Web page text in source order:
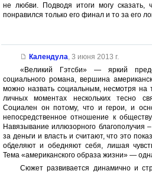
не любви. Подводя итоги могу сказать,
понравился только его финал и то за его
Календула, 3 июня 2013 г.
«Великий Гэтсби» — яркий
социального романа, вершина
можно назвать социальным, несмотря на
личных моментах нескольких тесно
Социален он потому, что и герои, и
непосредственное отношение к
Навязывание иллюзорного благополучия
за деньги и власть и считают, что это
обделяют и обедняют себя, лишая
Тема «американского образа жизни» —
Сюжет развивается динамично и